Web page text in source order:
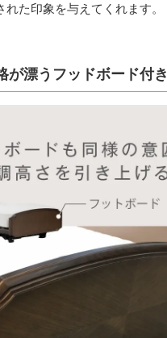
た印象を与えてくれます。
が漂うフッドボード付き